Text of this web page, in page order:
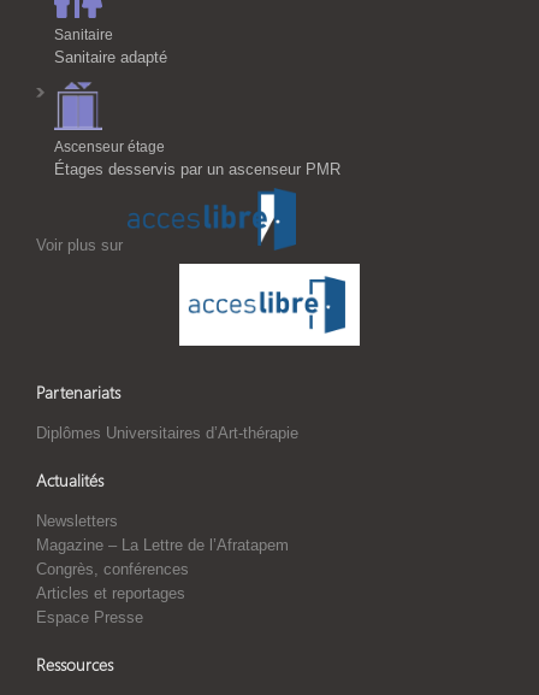
Sanitaire
Sanitaire adapté
Ascenseur étage
Étages desservis par un ascenseur PMR
Voir plus sur
Partenariats
Diplômes Universitaires d’Art-thérapie
Actualités
Newsletters
Magazine – La Lettre de l’Afratapem
Congrès, conférences
Articles et reportages
Espace Presse
Ressources